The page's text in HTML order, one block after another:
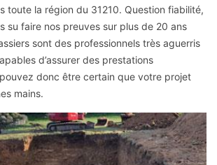
toute la région du 31210. Question fiabilité,
su faire nos preuves sur plus de 20 ans
sont des professionnels très aguerris
d’assurer des prestations
donc être certain que votre projet
mains.